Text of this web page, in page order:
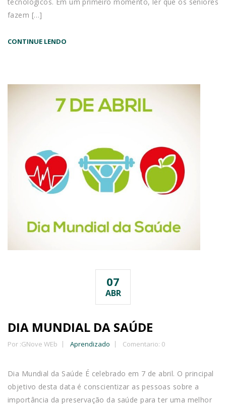
fazem […]
CONTINUE LENDO
07
ABR
DIA MUNDIAL DA SAÚDE
Por :GNove WEb Aprendizado Comentario: 0
Dia Mundial da Saúde É celebrado em 7 de abril. O principal
objetivo desta data é conscientizar as pessoas sobre a
importância da preservação da saúde para ter uma melhor